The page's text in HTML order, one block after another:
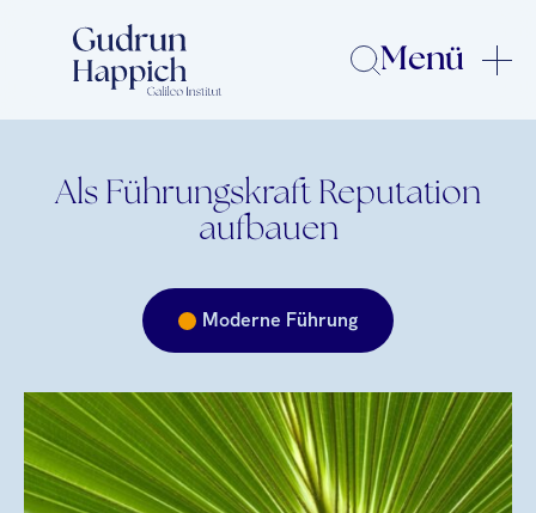
Menü
Als Führungskraft Reputation
aufbauen
Moderne Führung